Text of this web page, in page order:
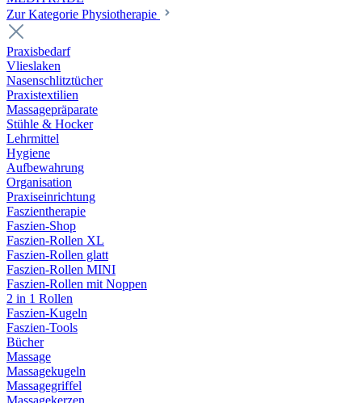
Zur Kategorie Physiotherapie
Praxisbedarf
Vlieslaken
Nasenschlitztücher
Praxistextilien
Massagepräparate
Stühle & Hocker
Lehrmittel
Hygiene
Aufbewahrung
Organisation
Praxiseinrichtung
Faszientherapie
Faszien-Shop
Faszien-Rollen XL
Faszien-Rollen glatt
Faszien-Rollen MINI
Faszien-Rollen mit Noppen
2 in 1 Rollen
Faszien-Kugeln
Faszien-Tools
Bücher
Massage
Massagekugeln
Massagegriffel
Massagekerzen